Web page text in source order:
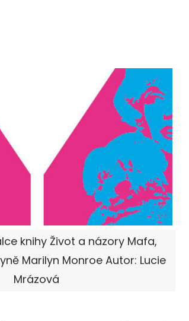
knihy Život a názory Mafa,
Marilyn Monroe Autor: Lucie
Mrázová